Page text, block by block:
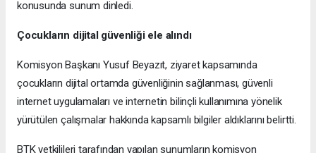
konusunda sunum dinledi.
Çocukların dijital güvenliği ele alındı
Komisyon Başkanı Yusuf Beyazıt, ziyaret kapsamında
çocukların dijital ortamda güvenliğinin sağlanması, güvenli
internet uygulamaları ve internetin bilinçli kullanımına yönelik
yürütülen çalışmalar hakkında kapsamlı bilgiler aldıklarını belirtti.
BTK yetkilileri tarafından yapılan sunumların komisyon